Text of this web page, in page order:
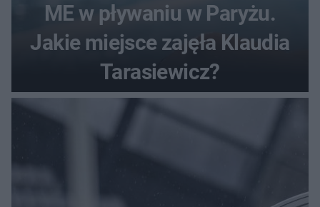
ME w pływaniu w Paryżu.
Jakie miejsce zajęła Klaudia
Tarasiewicz?